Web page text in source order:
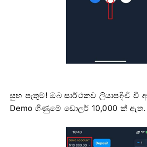
සුභ පැතුම්! ඔබ සාර්ථකව ලියාපදිංචි වී
Demo ගිණුමේ ඩොලර් 10,000 ක් ඇත.